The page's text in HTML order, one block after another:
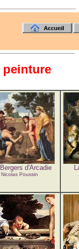
peinture
d'Arcadie
Nicolas Poussin